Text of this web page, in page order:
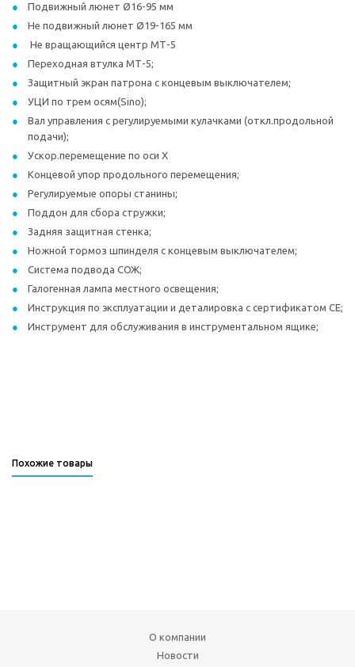
Подвижный люнет Ø16-95 мм
Не подвижный люнет Ø19-165 мм
Не вращающийся центр МТ-5
Переходная втулка МТ-5;
Защитный экран патрона с концевым выключателем;
УЦИ по трем осям(Sino);
Вал управления с регулируемыми кулачками (откл.продольной
подачи);
Ускор.перемещение по оси Х
Концевой упор продольного перемещения;
Регулируемые опоры станины;
Поддон для сбора стружки;
Задняя защитная стенка;
Ножной тормоз шпинделя с концевым выключателем;
Система подвода СОЖ;
Галогенная лампа местного освещения;
Инструкция по эксплуатации и деталировка с сертификатом СЕ;
Инструмент для обслуживания в инструментальном ящике;
Похожие товары
О компании
Новости